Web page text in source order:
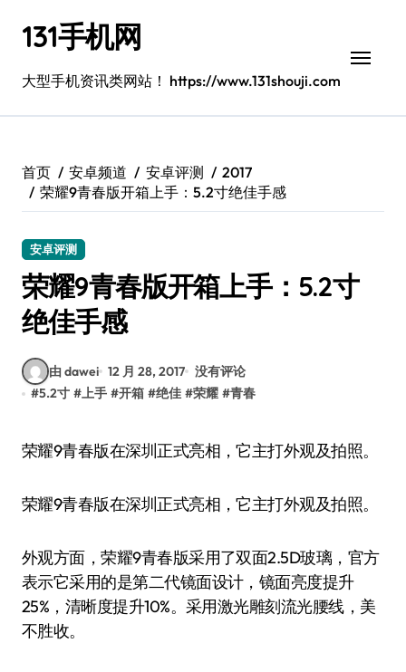
131手机网
大型手机资讯类网站！ https://www.131shouji.com
首页 安卓频道 安卓评测
2017
荣耀9青春版开箱上手：5.2寸绝佳手感
安卓评测
荣耀9青春版开箱上手：5.2寸
绝佳手感
由 dawei 12 月 28, 2017 没有评论
#5.2寸 #上手 #开箱 #绝佳 #荣耀 #青春
荣耀9青春版在深圳正式亮相，它主打外观及拍照。
荣耀9青春版在深圳正式亮相，它主打外观及拍照。
外观方面，荣耀9青春版采用了双面2.5D玻璃，官方
表示它采用的是第二代镜面设计，镜面亮度提升
25%，清晰度提升10%。采用激光雕刻流光腰线，美
不胜收。